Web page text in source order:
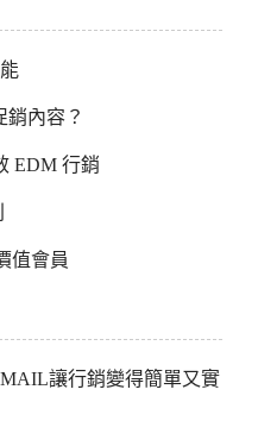
銷內容？
EDM 行銷
值會員
讓行銷變得簡單又實